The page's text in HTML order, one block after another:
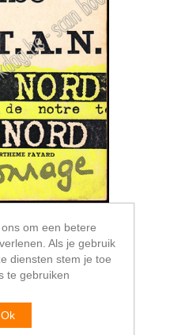
om een betere
Als je gebruik
diensten stem je toe
te gebruiken
Ok